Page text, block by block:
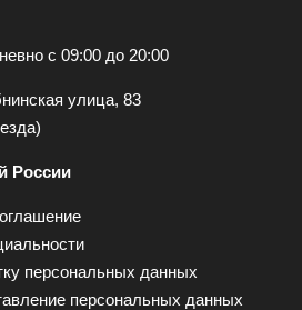
с 09:00 до 20:00
улица, 83
)
России
персональных данных
персональных данных